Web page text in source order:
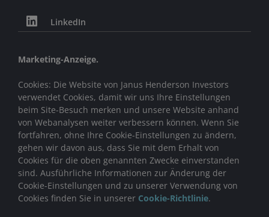
LinkedIn
Marketing-Anzeige.
Cookies: Die Website von Janus Henderson Investors
verwendet Cookies, damit wir uns Ihre Einstellungen
beim Site-Besuch merken und unsere Website anhand
von Webanalysen weiter verbessern können. Wenn Sie
fortfahren, ohne Ihre Cookie-Einstellungen zu ändern,
gehen wir davon aus, dass Sie mit dem Erhalt von
Cookies für die oben genannten Zwecke einverstanden
sind. Ausführliche Informationen zur Änderung der
Cookie-Einstellungen und zu unserer Verwendung von
Cookies finden Sie in unserer Cookie-Richtlinie.